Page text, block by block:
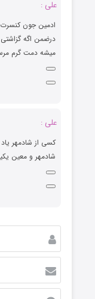
علی :
ادمین جون کنسرت
میشه دمت گرم
علی :
کسی از شادمهر
شادمهر و معین